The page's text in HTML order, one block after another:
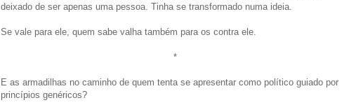
deixado de ser apenas uma pessoa. Tinha se transformado numa ideia.
Se vale para ele, quem sabe valha também para os contra ele.
*
E as armadilhas no caminho de quem tenta se apresentar como político guiado por
princípios genéricos?